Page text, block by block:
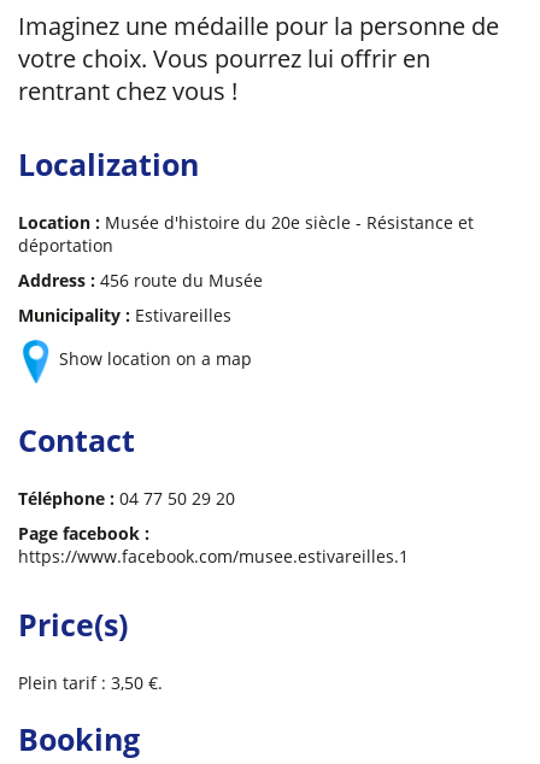
Imaginez une médaille pour la personne de
votre choix. Vous pourrez lui offrir en
rentrant chez vous !
Localization
Location : Musée d'histoire du 20e siècle - Résistance et
déportation
Address : 456 route du Musée
Municipality : Estivareilles
Show location on a map
Contact
Téléphone : 04 77 50 29 20
Page facebook :
https://www.facebook.com/musee.estivareilles.1
Price(s)
Plein tarif : 3,50 €.
Booking